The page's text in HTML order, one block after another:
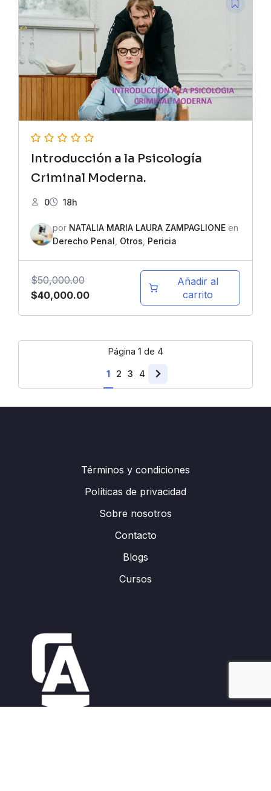
$55,000.00.$15,000.00.
Introducción a la Psicología
Criminal Moderna.
0 18h
por NATALIA MARIA LAURA ZAMPAGLIONE en
Derecho Penal Otros Pericia
$50,000.00
El
era:
$40,000.00El
es:
$40,000.00.
Añadir al
carrito
Página 1 de 4
1 2 3 4
Términos y condiciones
Políticas de privacidad
Sobre nosotros
Contacto
Blogs
Cursos